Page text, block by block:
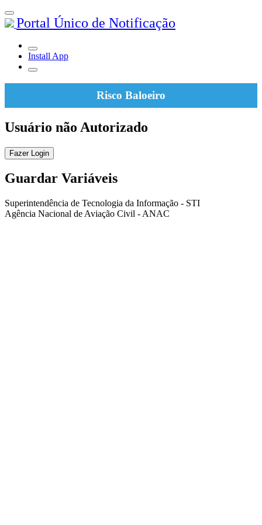
Portal Único de Notificação
Install App
Risco Baloeiro
Usuário não Autorizado
Fazer Login
Guardar Variáveis
Superintendência de Tecnologia da Informação - STI
Agência Nacional de Aviação Civil - ANAC